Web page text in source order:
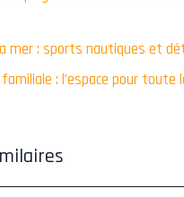
mer : sports nautiques et
: l’espace pour toute